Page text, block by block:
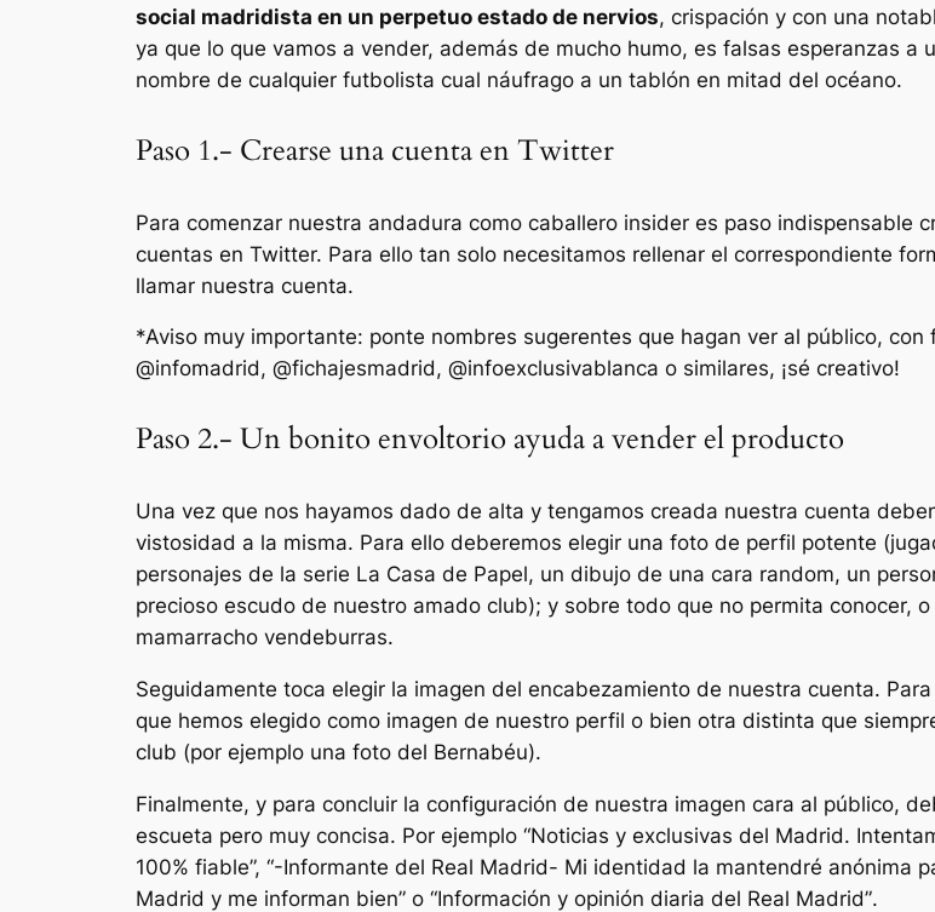
social madridista en un perpetuo estado de nervios, crispación y con una
ya que lo que vamos a vender, además de mucho humo, es falsas esperanzas
nombre de cualquier futbolista cual náufrago a un tablón en mitad del océano.
Paso 1.- Crearse una cuenta en Twitter
Para comenzar nuestra andadura como caballero insider es paso indispensable
cuentas en Twitter. Para ello tan solo necesitamos rellenar el correspondiente
llamar nuestra cuenta.
*Aviso muy importante: ponte nombres sugerentes que hagan ver al público,
@infomadrid, @fichajesmadrid, @infoexclusivablanca o similares, ¡sé creativo!
Paso 2.- Un bonito envoltorio ayuda a vender el producto
Una vez que nos hayamos dado de alta y tengamos creada nuestra cuenta
vistosidad a la misma. Para ello deberemos elegir una foto de perfil potente
personajes de la serie La Casa de Papel, un dibujo de una cara random, un
precioso escudo de nuestro amado club); y sobre todo que no permita conocer,
mamarracho vendeburras.
Seguidamente toca elegir la imagen del encabezamiento de nuestra cuenta.
que hemos elegido como imagen de nuestro perfil o bien otra distinta que
club (por ejemplo una foto del Bernabéu).
Finalmente, y para concluir la configuración de nuestra imagen cara al público,
escueta pero muy concisa. Por ejemplo “Noticias y exclusivas del Madrid.
100% fiable”, “-Informante del Real Madrid- Mi identidad la mantendré anónima
Madrid y me informan bien” o “Información y opinión diaria del Real Madrid”.